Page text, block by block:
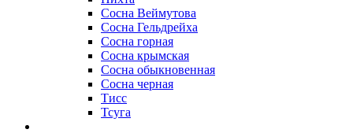
Сосна Веймутова
Сосна Гельдрейха
Сосна горная
Сосна крымская
Сосна обыкновенная
Сосна черная
Тисс
Тсуга